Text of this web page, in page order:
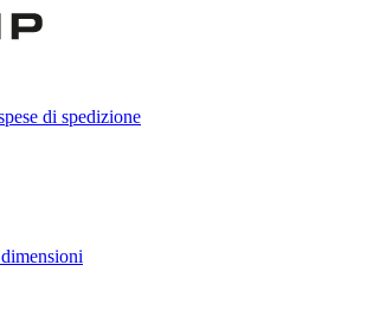
di spedizione